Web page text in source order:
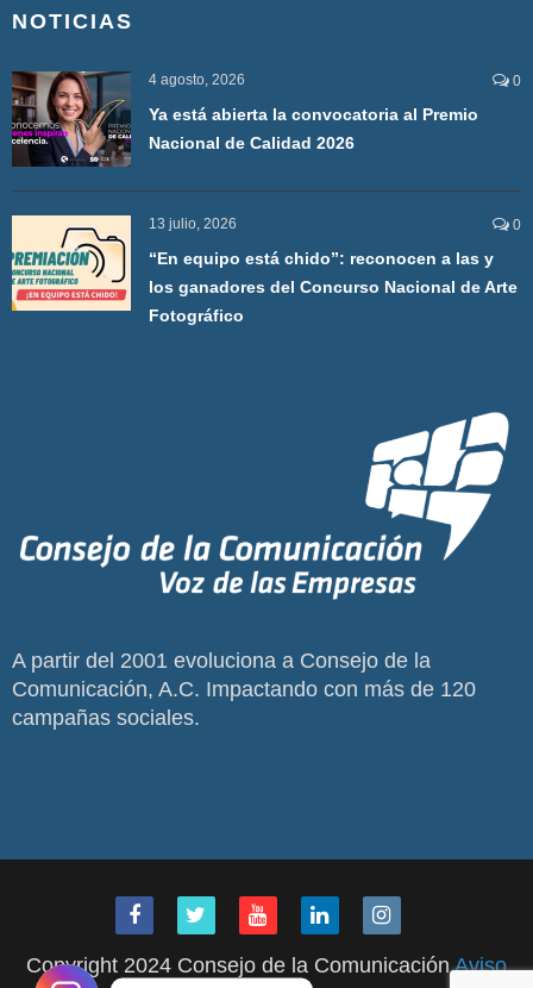
NOTICIAS
4 agosto, 2026 0
Ya está abierta la convocatoria al Premio
Nacional de Calidad 2026
13 julio, 2026 0
“En equipo está chido”: reconocen a las y
los ganadores del Concurso Nacional de Arte
Fotográfico
A partir del 2001 evoluciona a Consejo de la
Comunicación, A.C. Impactando con más de 120
campañas sociales.
Copyright 2024 Consejo de la ComunicaciónAviso